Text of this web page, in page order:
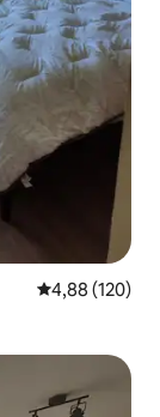
4,88 de uma
4,88 (120)